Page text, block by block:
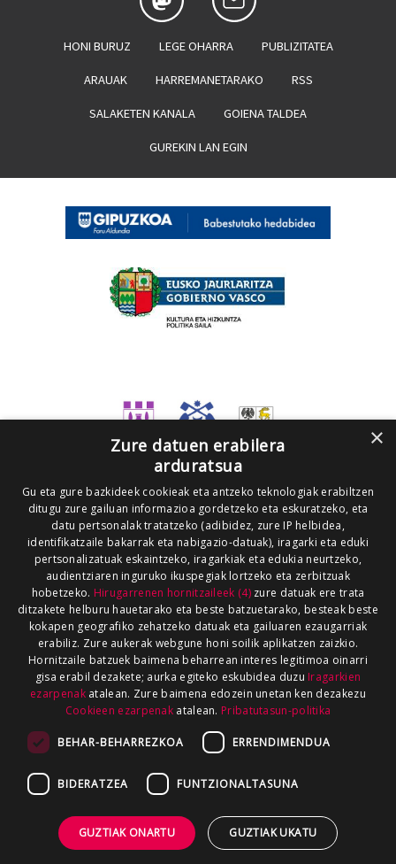
HONI BURUZ LEGE OHARRA PUBLIZITATEA
ARAUAK HARREMANETARAKO RSS
SALAKETEN KANALA GOIENA TALDEA
GUREKIN LAN EGIN
×
Zure datuen erabilera
arduratsua
Gu eta gure bazkideek cookieak eta antzeko teknologiak erabiltzen
ditugu zure gailuan informazioa gordetzeko eta eskuratzeko, eta
datu pertsonalak tratatzeko (adibidez, zure IP helbidea,
identifikatzaile bakarrak eta nabigazio-datuak), iragarki eta eduki
pertsonalizatuak eskaintzeko, iragarkiak eta edukia neurtzeko,
audientziaren inguruko ikuspegiak lortzeko eta zerbitzuak
hobetzeko. Hirugarrenen hornitzaileek (4)zure datuak ere trata
ditzakete helburu hauetarako eta beste batzuetarako, besteak beste
kokapen geografiko zehatzeko datuak eta gailuaren ezaugarriak
erabiliz. Zure aukerak webgune honi soilik aplikatzen zaizkio.
Hornitzaile batzuek baimena beharrean interes legitimoa oinarri
gisa erabil dezakete; aurka egiteko eskubidea duzu Iragarkien
ezarpenakatalean. Zure baimena edozein unetan ken dezakezu
Cookieen ezarpenak atalean. Pribatutasun-politika
BEHAR-BEHARREZKOA ERRENDIMENDUA
BIDERATZEA FUNTZIONALTASUNA
GUZTIAK ONARTU GUZTIAK UKATU